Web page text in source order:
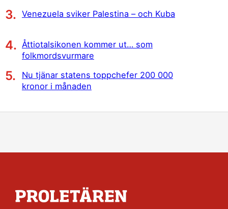
Venezuela sviker Palestina – och Kuba
Åttiotalsikonen kommer ut… som
folkmordsvurmare
Nu tjänar statens toppchefer 200 000
kronor i månaden